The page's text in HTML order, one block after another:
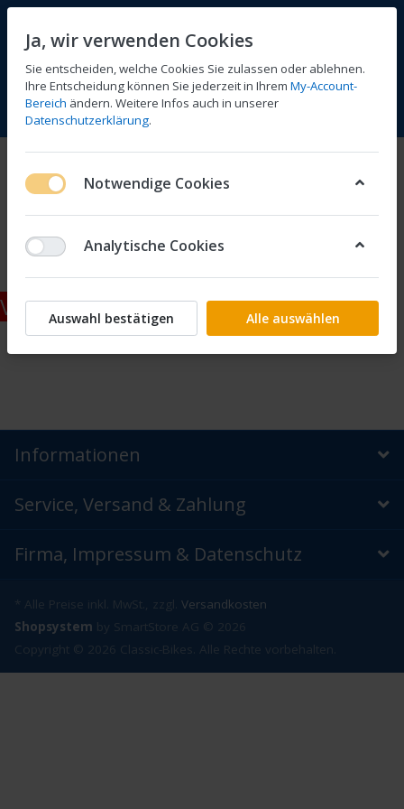
Menü Anmelden Vergleichen Wunschliste
Zuletzt angesehen
Die Liste ist leer.
Vertrag widerrufen
Informationen
Service, Versand & Zahlung
Firma, Impressum & Datenschutz
* Alle Preise inkl. MwSt., zzgl. Versandkosten
Shopsystem by SmartStore AG © 2026
Copyright © 2026 Classic-Bikes. Alle Rechte vorbehalten.
Ja, wir verwenden Cookies
Sie entscheiden, welche Cookies Sie zulassen oder ablehnen.
Ihre Entscheidung können Sie jederzeit in Ihrem My-Account-
Bereich ändern. Weitere Infos auch in unserer
Datenschutzerklärung.
Notwendige Cookies
Analytische Cookies
Auswahl bestätigen Alle auswählen